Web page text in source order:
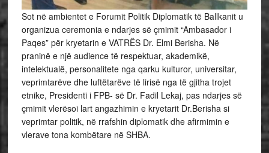
Sot në ambientet e Forumit Politik Diplomatik të Ballkanit u
organizua ceremonia e ndarjes së çmimit “Ambasador i
Paqes” për kryetarin e VATRËS Dr. Elmi Berisha. Në
praninë e një audience të respektuar, akademikë,
intelektualë, personalitete nga qarku kulturor, universitar,
veprimtarëve dhe luftëtarëve të lirisë nga të gjitha trojet
etnike, Presidenti i FPB- së Dr. Fadil Lekaj, pas ndarjes së
çmimit vlerësoi lart angazhimin e kryetarit Dr.Berisha si
veprimtar politik, në rrafshin diplomatik dhe afirmimin e
vlerave tona kombëtare në SHBA.